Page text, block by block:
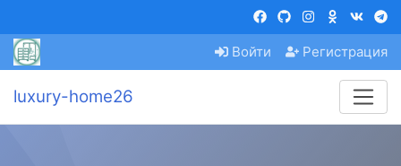
Войти Регистрация
luxury-home26